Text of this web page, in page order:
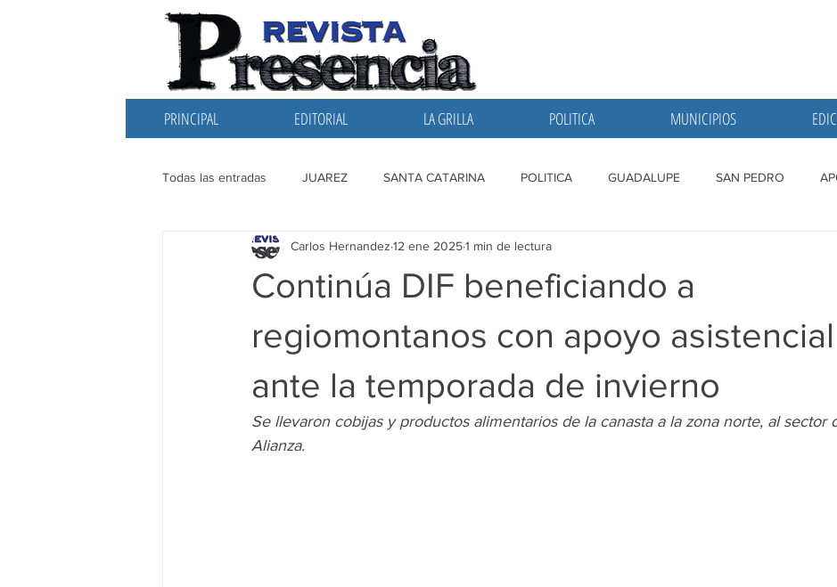
PRINCIPAL EDITORIAL LA GRILLA POLITICA MUNICIPIOS
Todas las entradas JUAREZ SANTA CATARINA POLITICA GUADALUPE SAN PEDRO
EDITORIAL SANTIAGO LA GRILLA SAN NICOLAS
Continúa DIF beneficiando a
regiomontanos con apoyo asistencial
ante la temporada de invierno
Carlos Hernandez 12 ene 20251 min de lectura
Se llevaron cobijas y productos alimentarios de la canasta a la zona norte, al sector
Alianza.